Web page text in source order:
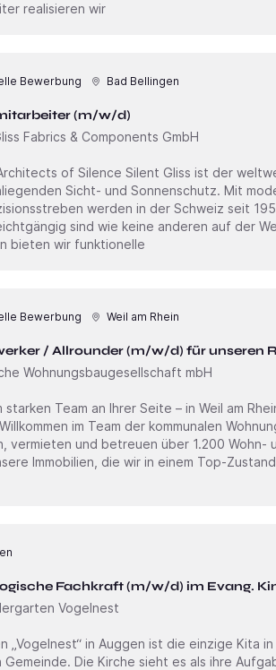
realisieren wir
Bewerbung Bad Bellingen
(m/w/d)
Fabrics & Components GmbH
ist der weltweit führende Gesamtanbieter für
Sicht- und Sonnenschutz. Mit
werden in der Schweiz seit
sind wie keine anderen auf der Welt. Angetrieben
bieten wir funktionelle
Bewerbung Weil am Rhein
/ Allrounder (m/w/d) für unseren
Wohnungsbaugesellschaft mbH
im Team der kommunalen
vermieten und betreuen über 1.200 Wohn-
Immobilien, die wir in einem Top-
Fachkraft (m/w/d) im Evang.
Vogelnest
„Vogelnest“ in Auggen ist die einzige Kita
Die Kirche sieht es als ihre